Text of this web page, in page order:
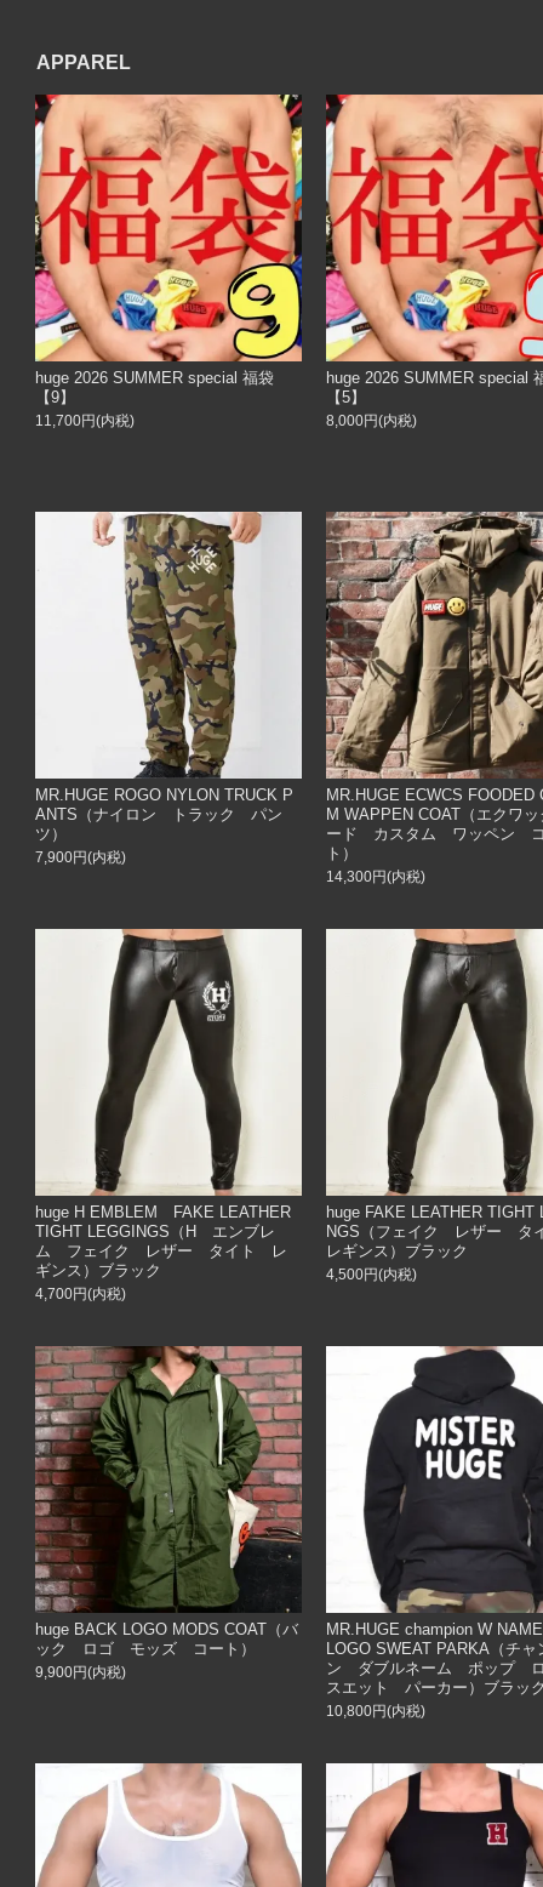
APPAREL
huge 2026 SUMMER special 福袋
【9】
11,700円(内税)
huge 2026 SUMMER special
【5】
8,000円(内税)
MR.HUGE ROGO NYLON TRUCK P
ANTS（ナイロン トラック パン
ツ）
7,900円(内税)
MR.HUGE ECWCS FOODED
M WAPPEN COAT（エクワ
ード カスタム ワッペン
ト）
14,300円(内税)
huge H EMBLEM FAKE LEATHER
TIGHT LEGGINGS（H エンブレ
ム フェイク レザー タイト レ
ギンス）ブラック
4,700円(内税)
huge FAKE LEATHER TIGHT
NGS（フェイク レザー
レギンス）ブラック
4,500円(内税)
huge BACK LOGO MODS COAT（バ
ック ロゴ モッズ コート）
9,900円(内税)
MR.HUGE champion W
LOGO SWEAT PARKA（チャ
ン ダブルネーム ポップ
スエット パーカー）ブラッ
10,800円(内税)